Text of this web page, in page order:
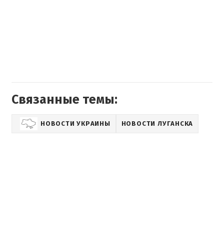
Связанные темы:
НОВОСТИ УКРАИНЫ НОВОСТИ ЛУГАНСКА